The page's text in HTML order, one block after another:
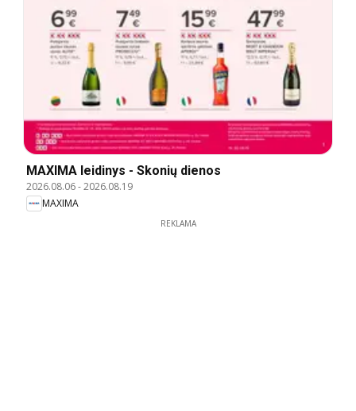
MAXIMA leidinys - Skonių dienos
2026.08.06-2026.08.19
MAXIMA
REKLAMA